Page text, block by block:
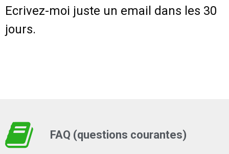
Ecrivez-moi juste un email dans les 30
jours.
FAQ (questions courantes)